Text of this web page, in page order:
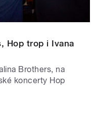
Hop trop i Ivana
Brothers, na
koncerty Hop